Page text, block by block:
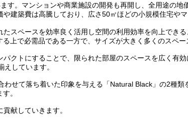
す。マンションや商業施設の開発も再開し、全用途の
建築費は高騰しており、広さ50㎡ほどの小規模住宅や
スペースを効率良く活用し空間の利用効率を向上でき
上で必需品である一方で、サイズが大きく多くのスペー
クトにすることで、限られた部屋のスペースを広く有
しています。
せて落ち着いた印象を与える「Natural Black」の2種
。
献していきます。